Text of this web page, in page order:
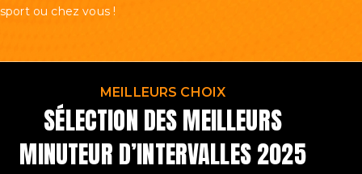
sport ou chez vous !
MEILLEURS CHOIX
SÉLECTION DES MEILLEURS
MINUTEUR D’INTERVALLES 2025